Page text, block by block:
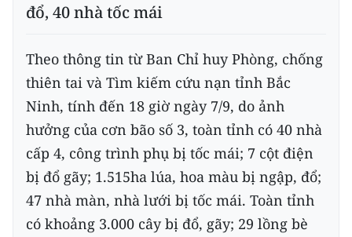
đổ, 40 nhà tốc mái
Theo thông tin từ Ban Chỉ huy Phòng, chống
thiên tai và Tìm kiếm cứu nạn tỉnh Bắc
Ninh, tính đến 18 giờ ngày 7/9, do ảnh
hưởng của cơn bão số 3, toàn tỉnh có 40 nhà
cấp 4, công trình phụ bị tốc mái; 7 cột điện
bị đổ gãy; 1.515ha lúa, hoa màu bị ngập, đổ;
47 nhà màn, nhà lưới bị tốc mái. Toàn tỉnh
có khoảng 3.000 cây bị đổ, gãy; 29 lồng bè